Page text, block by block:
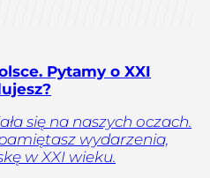
Pytamy o XXI
się na naszych oczach.
wydarzenia,
w XXI wieku.